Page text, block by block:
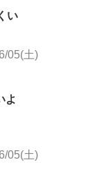
い
05(土)
よ
05(土)